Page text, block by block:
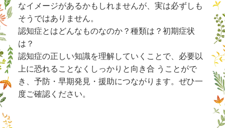
なイメージがあるかもしれませんが、実は必ずしも
そうではありません。
認知症とはどんなものなのか？種類は？初期症状
は？
認知症の正しい知識を理解していくことで、必要以
上に恐れることなくしっかりと向き合 うことがで
き、予防・早期発見・援助につながります。ぜひ一
度ご確認ください。